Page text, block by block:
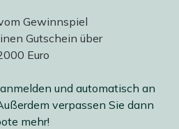
und automatisch an
verpassen Sie dann
mehr!